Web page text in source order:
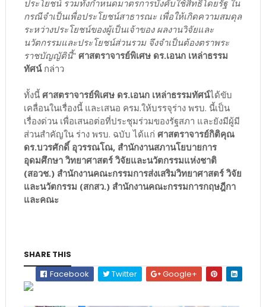
ประโยชน์ รวมทั้งกําหนดมาตรการบังคับใช้สิทธิโดยรัฐ ใน
กรณีจําเป็นเพื่อประโยชน์สาธารณะ เพื่อให้เกิดความสมดุล
ระหว่างประโยชน์ของผู้เป็นเจ้าของ ผลงานวิจัยและ
นวัตกรรมและประโยชน์ส่วนรวม จึงจําเป็นต้องตราพระ
ราชบัญญัตินี้" ศาสตราจารย์พิเศษ ดร.เอนก เหล่าธรรม
ทัศน์กล่าว
ทั้งนี้ ศาสตราจารย์พิเศษ ดร.เอนก เหล่าธรรมทัศน์ได้ขับ
เคลื่อนในเรื่องนี้ และเสนอ ครม.ให้บรรจุร่าง พรบ. นี้เป็น
เรื่องด่วน เพื่อเสนอต่อที่ประชุมร่วมของรัฐสภา และยังมีผู้มี
ส่วนสำคัญใน ร่าง พรบ. ฉบับ ได้แก่ ศาสตราจารย์กิติคุณ
ดร.บวรศักดิ์ อุวรรณโณ, สำนักงานสภานโยบายการ
อุดมศึกษา วิทยาศาสตร์ วิจัยและนวัตกรรมแห่งชาติ
(สอวช.) สำนักงานคณะกรรมการส่งเสริมวิทยาศาสตร์ วิจัย
และนวัตกรรม (สกสว.) สำนักงานคณะกรรมการกฤษฎีกา
และคณะ
SHARE THIS
Facebook
Twitter Google+